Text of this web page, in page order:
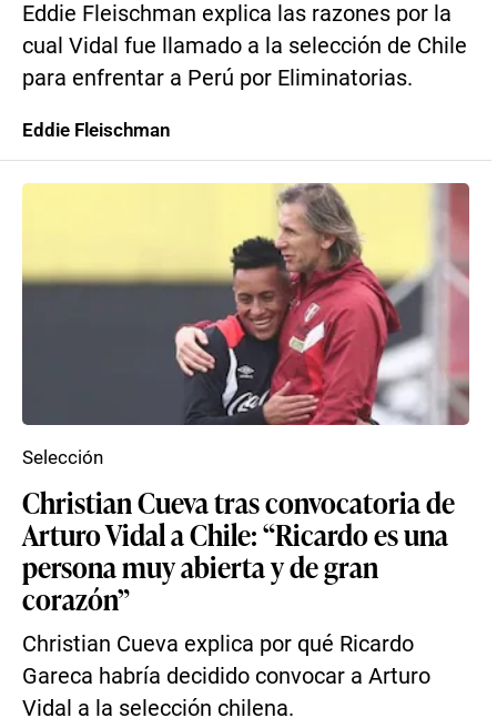
Eddie Fleischman explica las razones por la
cual Vidal fue llamado a la selección de Chile
para enfrentar a Perú por Eliminatorias.
Eddie Fleischman
Christian Cueva tras convocatoria de
Arturo Vidal a Chile: “Ricardo es una
persona muy abierta y de gran
corazón”
Christian Cueva explica por qué Ricardo
Gareca habría decidido convocar a Arturo
Vidal a la selección chilena.
Selección